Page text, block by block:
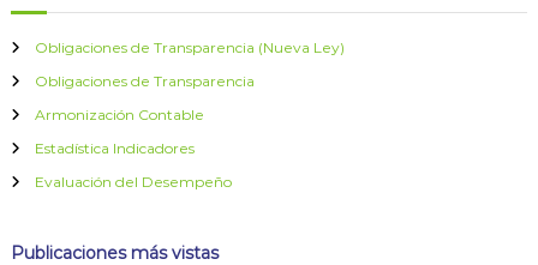
Obligaciones de Transparencia (Nueva Ley)
Obligaciones de Transparencia
Armonización Contable
Estadística Indicadores
Evaluación del Desempeño
Publicaciones más vistas